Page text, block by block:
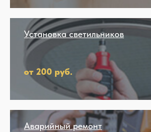
Установка светильников
от 200 руб.
Аварийный ремонт